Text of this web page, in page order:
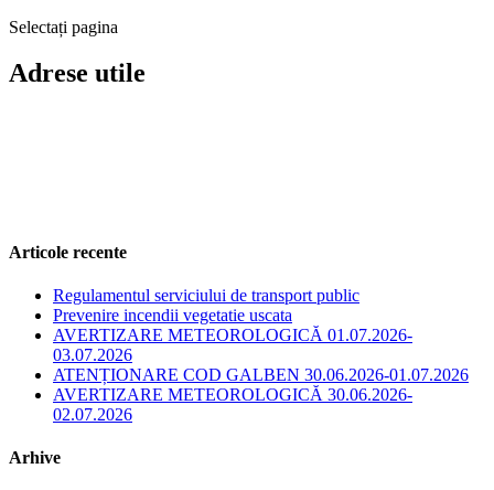
Selectați pagina
Adrese utile
Articole recente
Regulamentul serviciului de transport public
Prevenire incendii vegetatie uscata
AVERTIZARE METEOROLOGICĂ 01.07.2026-
03.07.2026
ATENȚIONARE COD GALBEN 30.06.2026-01.07.2026
AVERTIZARE METEOROLOGICĂ 30.06.2026-
02.07.2026
Arhive